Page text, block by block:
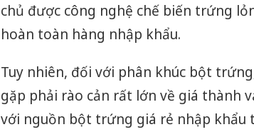
chủ được công nghệ chế biến trứng
hoàn toàn hàng nhập khẩu.
Tuy nhiên, đối với phân khúc bột
gặp phải rào cản rất lớn về giá thành
với nguồn bột trứng giá rẻ nhập khẩu